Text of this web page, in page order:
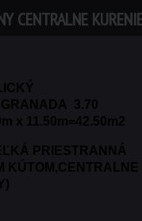
CENTRALNE
3.70
x 11.50m=42.50m2
PRIESTRANNÁ
KÚTOM,CENTRALNE